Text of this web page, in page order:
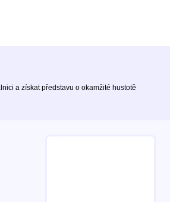
a získat představu o okamžité hustotě